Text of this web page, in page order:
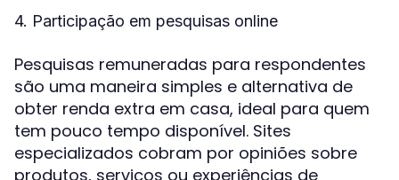
4. Participação em pesquisas online
Pesquisas remuneradas para respondentes
são uma maneira simples e alternativa de
obter renda extra em casa, ideal para quem
tem pouco tempo disponível. Sites
especializados cobram por opiniões sobre
produtos, serviços ou experiências de